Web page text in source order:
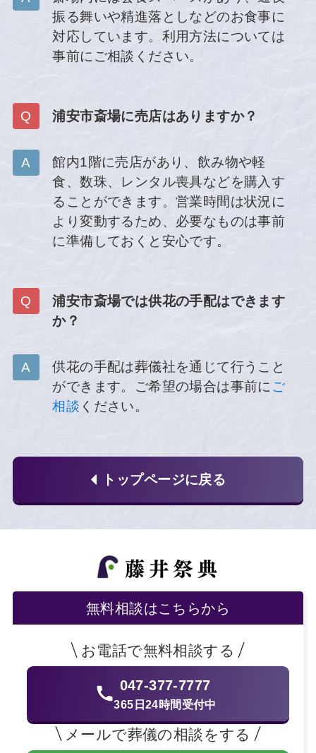
振る舞いや精進落としなどのお食事に
対応しています。利用方法については
事前にご相談ください。
浦安市斎場に売店はありますか？
館内1階に売店があり、飲み物や軽
食、数珠、レンタル喪具などを購入す
ることができます。営業時間は状況に
より変動するため、必要なものは事前
に準備しておくと安心です。
浦安市斎場では供花の手配はできます
か？
供花の手配は葬儀社を通じて行うこと
ができます。ご希望の場合は事前にご
相談 ください。
トップページに戻る
無料相談はこちらから
お電話で無料相談する
047-377-7777
365日24時間受付中
メールで葬儀の相談をする